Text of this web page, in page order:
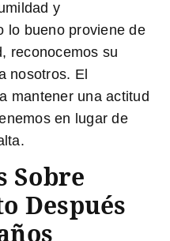
y
lo bueno proviene de
reconocemos su
nosotros. El
mantener una actitud
en lugar de
Sobre
Después